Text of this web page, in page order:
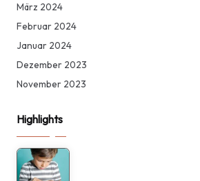
März 2024
Februar 2024
Januar 2024
Dezember 2023
November 2023
Highlights